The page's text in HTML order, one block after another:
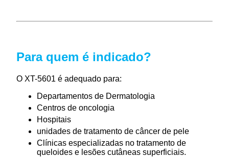
Para quem é indicado?
O XT-5601 é adequado para:
Departamentos de Dermatologia
Centros de oncologia
Hospitais
unidades de tratamento de câncer de pele
Clínicas especializadas no tratamento de
queloides e lesões cutâneas superficiais.